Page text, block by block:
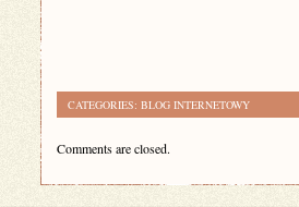
CATEGORIES: BLOG INTERNETOWY
Comments are closed.